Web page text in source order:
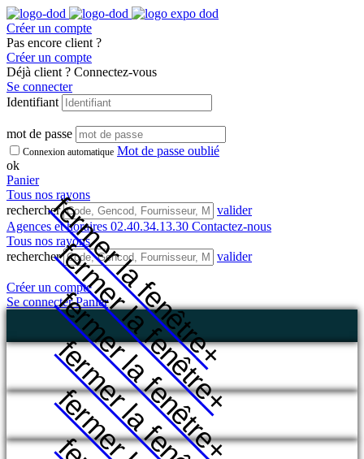
Créer un compte
Pas encore client ?
Créer un compte
Déjà client ? Connectez-vous
Se connecter
Identifiant
mot de passe
Connexion automatique Mot de passe oublié
ok
Panier
Tous nos rayons
rechercher
valider
Agences et horaires 02.40.34.13.30 Contactez-nous
Tous nos rayons
rechercher
valider
Créer un compte
Se connecterPanier
fermer la fenêtre
+
fermer la fenêtre
+
fermer la fenêtre
+
fermer la fenêtre